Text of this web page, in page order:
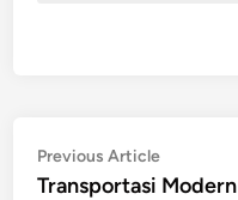
Post
Previous ArticlePrevious
article:
Transportasi Modern